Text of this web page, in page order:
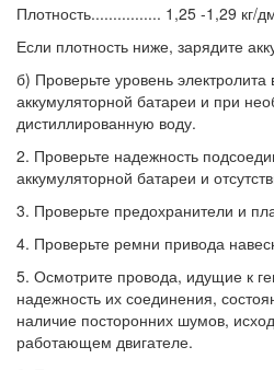
Плотность................ 1,25 -1,29 кг/
Если плотность ниже, зарядите
б) Проверьте уровень электролита
аккумуляторной батареи и при
дистиллированную воду.
2. Проверьте надежность
аккумуляторной батареи и
3. Проверьте предохранители и
4. Проверьте ремни привода
5. Осмотрите провода, идущие к
надежность их соединения,
наличие посторонних шумов,
работающем двигателе.